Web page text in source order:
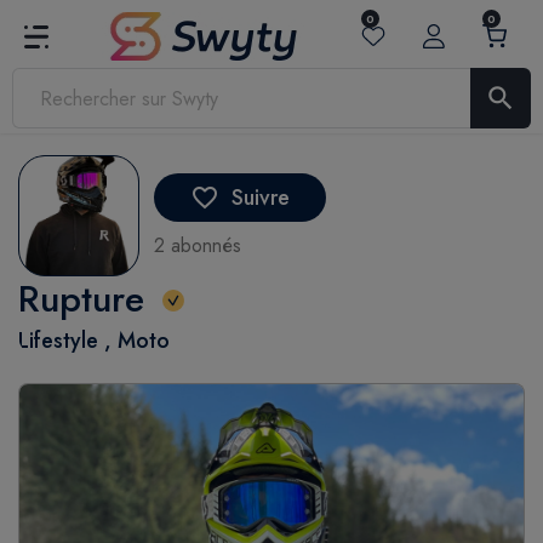
search
0 0
favorite_border Suivre
2 abonnés
Rupture
Lifestyle , Moto